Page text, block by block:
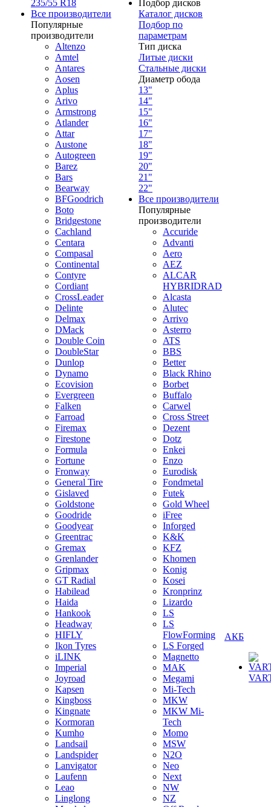
235/55 R18
Все производители
Популярные
производители
Altenzo
Amtel
Antares
Aosen
Aplus
Arivo
Armstrong
Atlander
Attar
Austone
Autogreen
Barez
Bars
Bearway
BFGoodrich
Boto
Bridgestone
Cachland
Centara
Compasal
Continental
Contyre
Cordiant
CrossLeader
Delinte
Delmax
DMack
Double Coin
DoubleStar
Dunlop
Dynamo
Ecovision
Evergreen
Falken
Farroad
Firemax
Firestone
Formula
Fortune
Fronway
General Tire
Gislaved
Goldstone
Goodride
Goodyear
Greentrac
Gremax
Grenlander
Gripmax
GT Radial
Habilead
Haida
Hankook
Headway
HIFLY
Ikon Tyres
iLINK
Imperial
Joyroad
Kapsen
Kingboss
Kingnate
Kormoran
Kumho
Landsail
Landspider
Lanvigator
Laufenn
Leao
Linglong
Подбор дисков
Каталог дисков
Подбор по
параметрам
Тип диска
Литые диски
Стальные диски
Диаметр обода
13"
14"
15"
16"
17"
18"
19"
20"
21"
22"
Все производители
Популярные
производители
Accuride
Advanti
Aero
AEZ
ALCAR
HYBRIDRAD
Alcasta
Alutec
Arrivo
Asterro
ATS
BBS
Better
Black Rhino
Borbet
Buffalo
Carwel
Cross Street
Dezent
Dotz
Enkei
Enzo
Eurodisk
Fondmetal
Futek
Gold Wheel
iFree
Inforged
K&K
KFZ
Khomen
Konig
Kosei
Kronprinz
Lizardo
LS
LS
FlowForming
LS Forged
Magnetto
MAK
Megami
Mi-Tech
MKW
MKW Mi-
Tech
Momo
MSW
N2O
Neo
Next
NW
NZ
АКБ